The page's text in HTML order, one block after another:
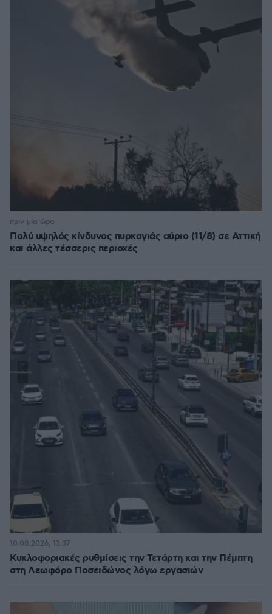
Πολύ υψηλός κίνδυνος πυρκαγιάς αύριο (11/8) σε Αττική
και άλλες τέσσερις περιοχές
πριν μία ώρα
Κυκλοφοριακές ρυθμίσεις την Τετάρτη και την Πέμπτη
στη Λεωφόρο Ποσειδώνος λόγω εργασιών
10.08.2026, 13:37